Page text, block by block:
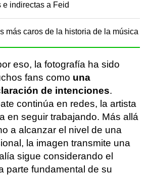
indirectas a Feid
más caros de la historia de la música
eso, la fotografía ha sido
fans como una
de intenciones.
continúa en redes, la artista
en seguir trabajando. Más allá
a alcanzar el nivel de una
la imagen transmite una
sigue considerando el
parte fundamental de su